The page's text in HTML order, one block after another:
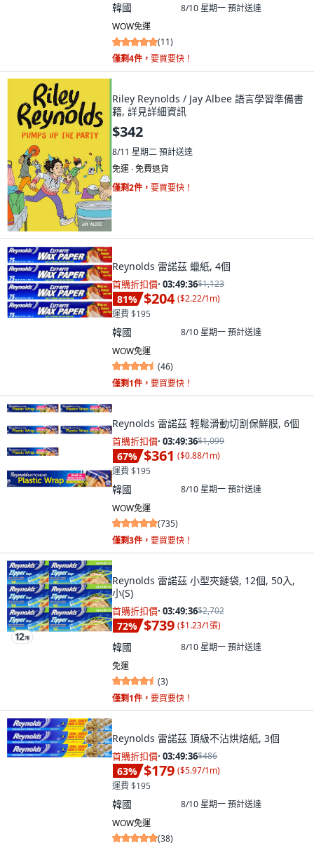
韓國 8/10 星期一預計送達
WOW免運
(11)
僅剩4件， 要買要快！
Riley Reynolds / Jay Albee 語言學習準備書
籍, 詳見詳細資訊
$342
8/11 星期二預計送達
免運 ∙ 免費退貨
僅剩2件， 要買要快！
Reynolds 雷諾茲 蠟紙, 4個
首購折扣價· 03:49:34$1,123
81% $204 ($2.22/1m)
運費 $195
韓國 8/10 星期一預計送達
WOW免運
(46)
僅剩1件， 要買要快！
Reynolds 雷諾茲 輕鬆滑動切割保鮮膜, 6個
首購折扣價· 03:49:34$1,099
67% $361 ($0.88/1m)
運費 $195
韓國 8/10 星期一預計送達
WOW免運
(735)
僅剩3件， 要買要快！
Reynolds 雷諾茲 小型夾鏈袋, 12個, 50入,
小(S)
首購折扣價· 03:49:34$2,702
72% $739 ($1.23/1張)
韓國 8/10 星期一預計送達
免運
(3)
僅剩1件， 要買要快！
Reynolds 雷諾茲 頂級不沾烘焙紙, 3個
首購折扣價· 03:49:34$486
63% $179 ($5.97/1m)
運費 $195
韓國 8/10 星期一預計送達
WOW免運
(38)